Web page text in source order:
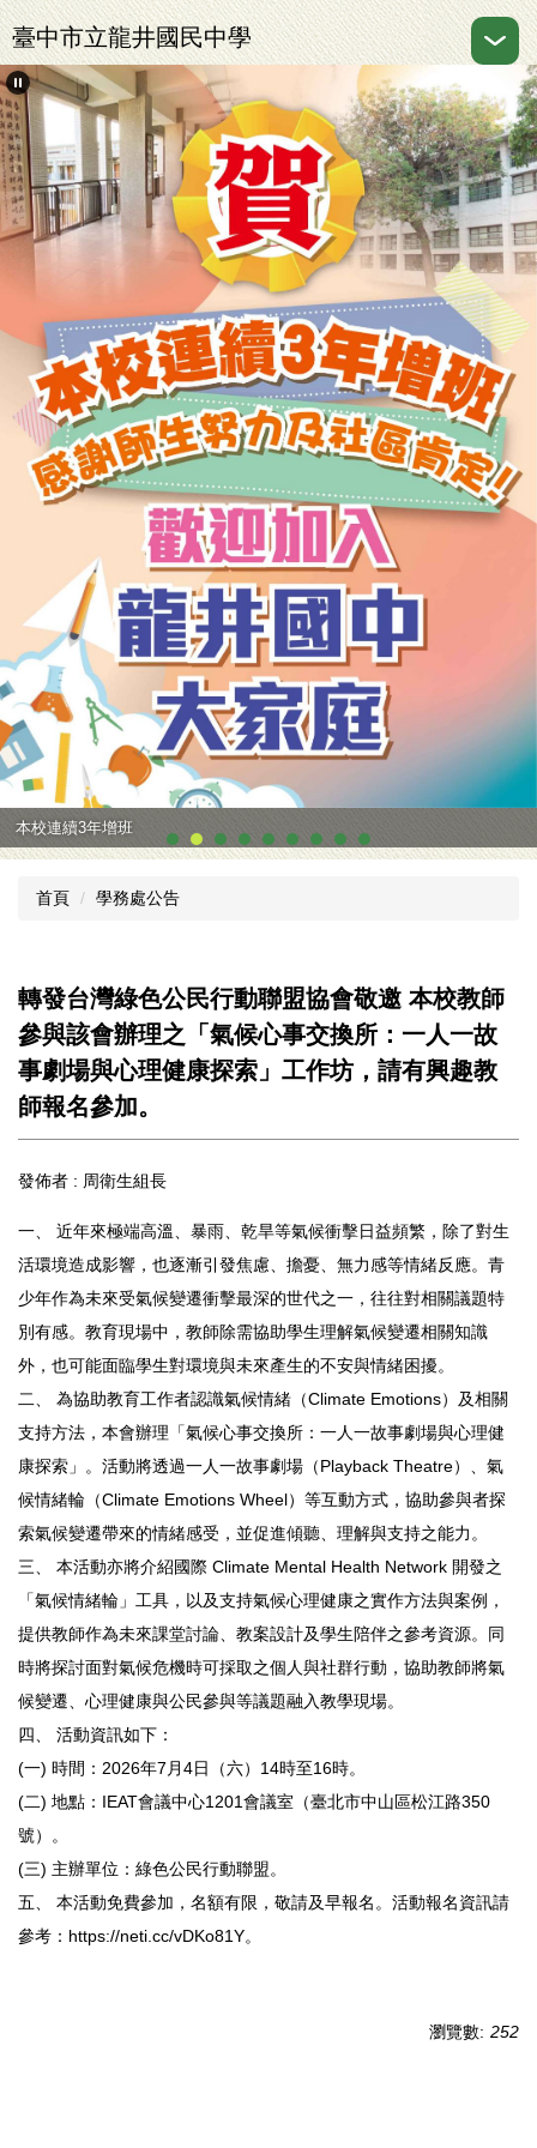
跳
到
主
要
內
容
區
臺中市立龍井國民中學
本校連續3年增班
首頁 學務處公告
轉發台灣綠色公民行動聯盟協會敬邀 本校教師
參與該會辦理之「氣候心事交換所：一人一故
事劇場與心理健康探索」工作坊，請有興趣教
師報名參加。
發佈者 : 周衛生組長
一、 近年來極端高溫、暴雨、乾旱等氣候衝擊日益頻繁，除了對生
活環境造成影響，也逐漸引發焦慮、擔憂、無力感等情緒反應。青
少年作為未來受氣候變遷衝擊最深的世代之一，往往對相關議題特
別有感。教育現場中，教師除需協助學生理解氣候變遷相關知識
外，也可能面臨學生對環境與未來產生的不安與情緒困擾。
二、 為協助教育工作者認識氣候情緒（Climate Emotions）及相關
支持方法，本會辦理「氣候心事交換所：一人一故事劇場與心理健
康探索」。活動將透過一人一故事劇場（Playback Theatre）、氣
候情緒輪（Climate Emotions Wheel）等互動方式，協助參與者探
索氣候變遷帶來的情緒感受，並促進傾聽、理解與支持之能力。
三、 本活動亦將介紹國際 Climate Mental Health Network 開發之
「氣候情緒輪」工具，以及支持氣候心理健康之實作方法與案例，
提供教師作為未來課堂討論、教案設計及學生陪伴之參考資源。同
時將探討面對氣候危機時可採取之個人與社群行動，協助教師將氣
候變遷、心理健康與公民參與等議題融入教學現場。
四、 活動資訊如下：
(一) 時間：2026年7月4日（六）14時至16時。
(二) 地點：IEAT會議中心1201會議室（臺北市中山區松江路350
號）。
(三) 主辦單位：綠色公民行動聯盟。
五、 本活動免費參加，名額有限，敬請及早報名。活動報名資訊請
參考：https://neti.cc/vDKo81Y。
瀏覽數: 252